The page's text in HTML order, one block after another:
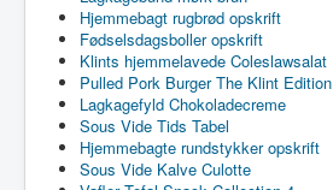
Hjemmebagt rugbrød opskrift
Fødselsdagsboller opskrift
Klints hjemmelavede Coleslawsalat
Pulled Pork Burger The Klint Edition
Lagkagefyld Chokoladecreme
Sous Vide Tids Tabel
Hjemmebagte rundstykker opskrift
Sous Vide Kalve Culotte